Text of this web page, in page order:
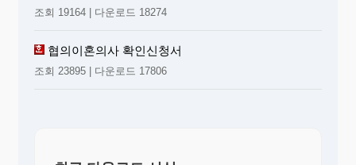
조회 19164 | 다운로드 18274
협의이혼의사 확인신청서
조회 23895 | 다운로드 17806